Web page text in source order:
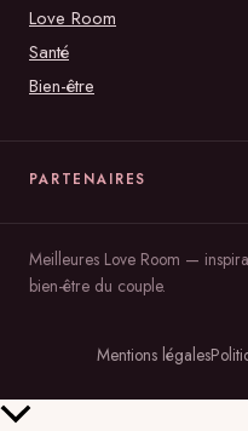
Love Room
Santé
Bien-être
PARTENAIRES
Meilleures Love Room —
bien-être du couple.
Mentions légales